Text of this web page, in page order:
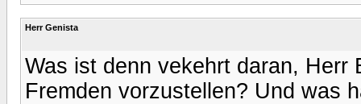
Herr Genista
Was ist denn vekehrt daran, Herr
Fremden vorzustellen? Und was